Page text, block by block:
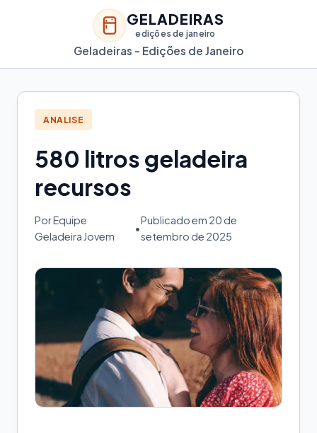
GELADEIRAS
edições de janeiro
Geladeiras - Edições de Janeiro
ANALISE
580 litros geladeira
recursos
Por Equipe
Geladeira Jovem
•
Publicado em 20 de
setembro de 2025